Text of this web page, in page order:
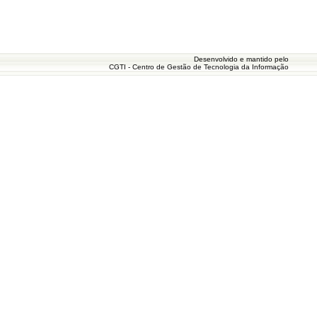
Desenvolvido e mantido pelo
CGTI - Centro de Gestão de Tecnologia da Informação